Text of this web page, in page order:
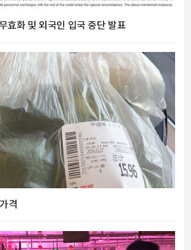
효화 및 외국인 입국 중단 발표
격